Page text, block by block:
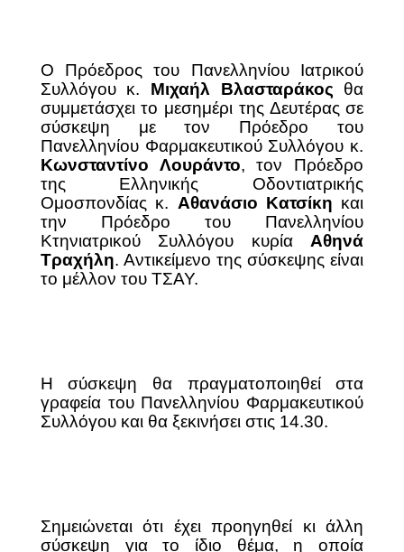
Ο Πρόεδρος του Πανελληνίου Ιατρικού
Συλλόγου κ. Μιχαήλ Βλασταράκος θα
συμμετάσχει το μεσημέρι της Δευτέρας σε
σύσκεψη με τον Πρόεδρο του
Πανελληνίου Φαρμακευτικού Συλλόγου κ.
Κωνσταντίνο Λουράντο, τον Πρόεδρο
της Ελληνικής Οδοντιατρικής
Ομοσπονδίας κ. Αθανάσιο Κατσίκη και
την Πρόεδρο του Πανελληνίου
Κτηνιατρικού Συλλόγου κυρία Αθηνά
Τραχήλη. Αντικείμενο της σύσκεψης είναι
το μέλλον του ΤΣΑΥ.
Η σύσκεψη θα πραγματοποιηθεί στα
γραφεία του Πανελληνίου Φαρμακευτικού
Συλλόγου και θα ξεκινήσει στις 14.30.
Σημειώνεται ότι έχει προηγηθεί κι άλλη
σύσκεψη για το ίδιο θέμα, η οποία